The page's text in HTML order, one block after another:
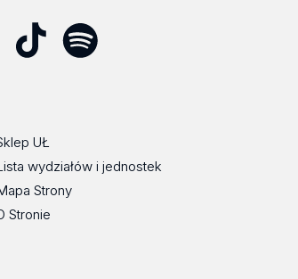
UŁ
wydziałów i jednostek
Strony
Stronie